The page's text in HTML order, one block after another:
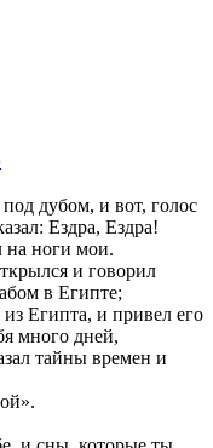
дубом, и вот, голос
Ездра, Ездра!
на ноги мои.
и говорил
в Египте;
Египта, и привел его
много дней,
тайны времен и